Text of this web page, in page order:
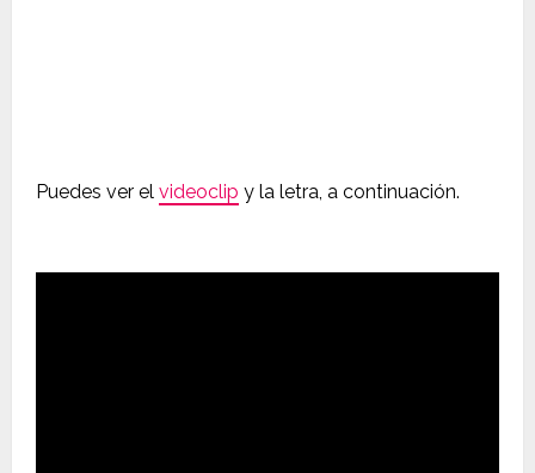
Puedes ver el videoclip y la letra, a continuación.